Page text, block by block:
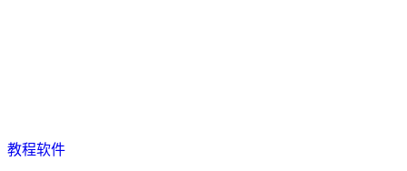
教程软件